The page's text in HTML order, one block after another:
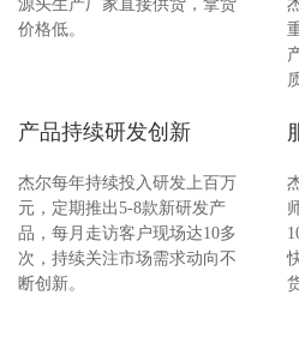
源头生产厂家直接供货，拿货
价格低。
产品持续研发创新
杰尔每年持续投入研发上百万
元，定期推出5-8款新研发产
品，每月走访客户现场达10多
次，持续关注市场需求动向不
断创新。